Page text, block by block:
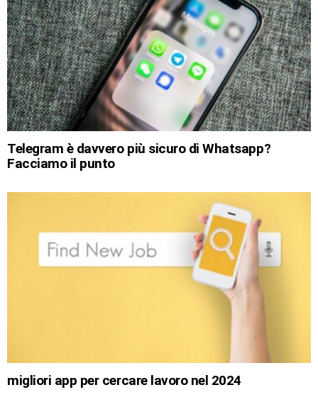
Telegram è davvero più sicuro di Whatsapp?
Facciamo il punto
migliori app per cercare lavoro nel 2024